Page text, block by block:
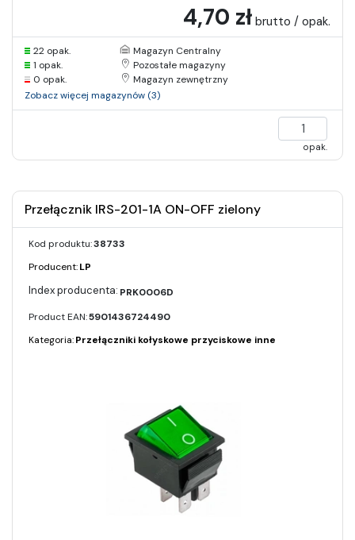
4,70 zł brutto / opak.
22 opak.
Magazyn Centralny
1 opak.
Pozostałe magazyny
0 opak.
Magazyn zewnętrzny
Zobacz więcej magazynów (3)
opak.
Przełącznik IRS-201-1A ON-OFF zielony
Kod produktu:38733
Producent:LP
PRK0006D
Product EAN:5901436724490
Kategoria:Przełączniki kołyskowe przyciskowe inne